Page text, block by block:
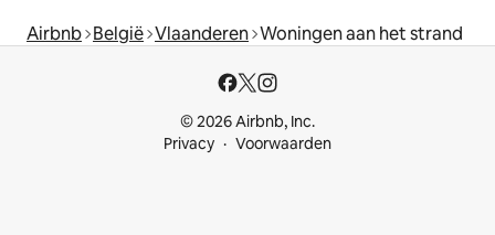
Airbnb België Vlaanderen Woningen aan het strand
© 2026 Airbnb, Inc.
Privacy
Voorwaarden